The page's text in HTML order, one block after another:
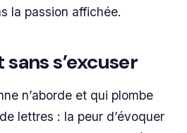
la passion affichée.
s’excuser
n’aborde et qui plombe
lettres : la peur d’évoquer